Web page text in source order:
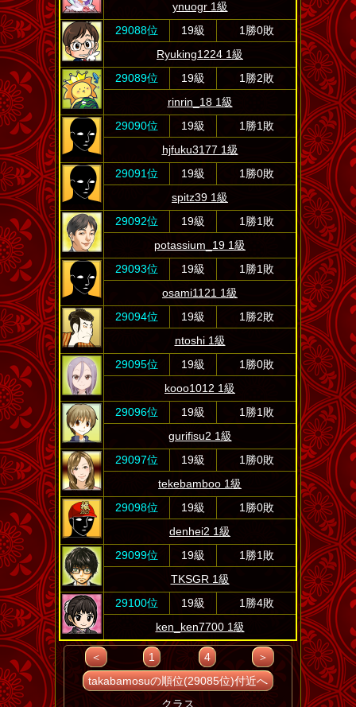
ynuogr 1級
29088位
19級
1勝0敗
Ryuking1224 1級
29089位
19級
1勝2敗
rinrin_18 1級
29090位
19級
1勝1敗
hjfuku3177 1級
29091位
19級
1勝0敗
spitz39 1級
29092位
19級
1勝1敗
potassium_19 1級
29093位
19級
1勝1敗
osami1121 1級
29094位
19級
1勝2敗
ntoshi 1級
29095位
19級
1勝0敗
kooo1012 1級
29096位
19級
1勝1敗
gurifisu2 1級
29097位
19級
1勝0敗
tekebamboo 1級
29098位
19級
1勝0敗
denhei2 1級
29099位
19級
1勝1敗
TKSGR 1級
29100位
19級
1勝4敗
ken_ken7700 1級
＜ 1 4
＞
takabamosuの順位(29085位)付近へ
クラス